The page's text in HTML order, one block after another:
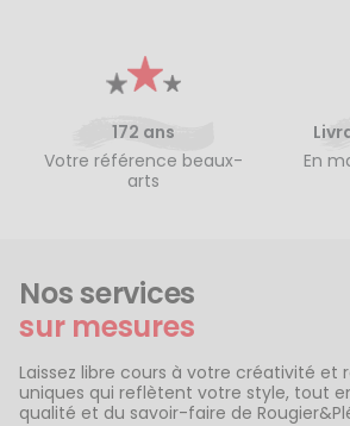
172 ans
Votre référence beaux-
arts
En
Nos services
sur mesures
Laissez libre cours à votre créativité et
uniques qui reflètent votre style, tout
qualité et du savoir-faire de